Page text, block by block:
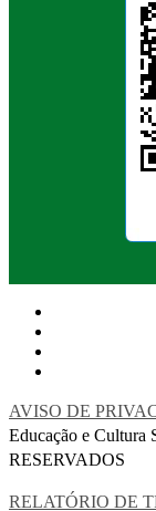
AVISO DE
Educação e
RESERVADOS
RELATÓRIO DE